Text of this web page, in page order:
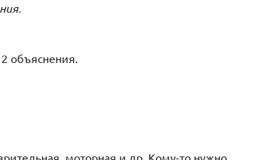
объяснения.
моторная и др. Кому-то нужно